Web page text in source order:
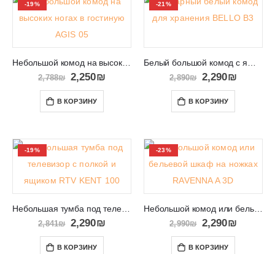
-19%
Небольшой комод на высоких ногах в гостиную AGIS 05
2,788₪ 2,250₪
В КОРЗИНУ
-21%
2,890₪ 2,290₪
В КОРЗИНУ
-19%
Небольшая тумба под телевизор с полкой и ящиком RTV KENT 100
2,841₪ 2,290₪
В КОРЗИНУ
-23%
Небольшой комод или бельевой шкаф на ножках RAVENNA A 3D
2,990₪ 2,290₪
В КОРЗИНУ